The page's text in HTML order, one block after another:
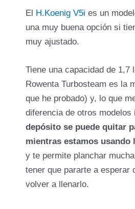
temperatura
guardacables
No tiene golpe
El H.Koenig V5i es un
una muy buena opción si
muy ajustado.
Tiene una capacidad de 1,7
Rowenta Turbosteam es la
que he probado) y, lo que
diferencia de otros
depósito se puede quitar
mientras estamos usando
y te permite planchar
tener que pararte a esperar
volver a llenarlo.